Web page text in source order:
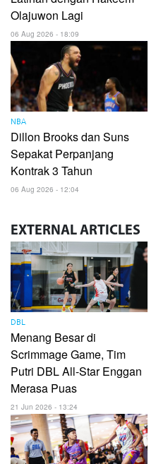
Olajuwon Lagi
06 Aug 2026 - 18:09
NBA
Dillon Brooks dan Suns
Sepakat Perpanjang
Kontrak 3 Tahun
06 Aug 2026 - 12:04
EXTERNAL ARTICLES
DBL
Menang Besar di
Scrimmage Game, Tim
Putri DBL All-Star Enggan
Merasa Puas
21 Jun 2026 - 13:24